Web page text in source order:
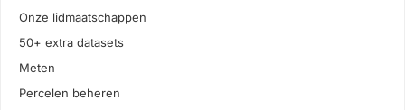
Onze lidmaatschappen
50+ extra datasets
Meten
Percelen beheren